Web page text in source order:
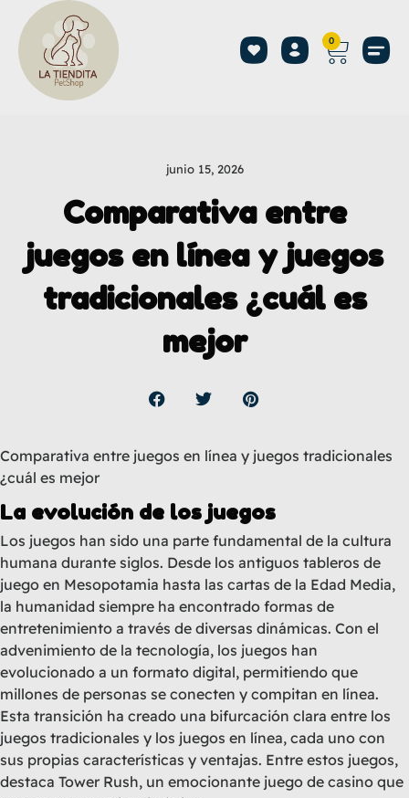
0
junio 15, 2026
Comparativa entre
juegos en línea y juegos
tradicionales ¿cuál es
mejor
Comparativa entre juegos en línea y juegos tradicionales
¿cuál es mejor
La evolución de los juegos
Los juegos han sido una parte fundamental de la cultura
humana durante siglos. Desde los antiguos tableros de
juego en Mesopotamia hasta las cartas de la Edad Media,
la humanidad siempre ha encontrado formas de
entretenimiento a través de diversas dinámicas. Con el
advenimiento de la tecnología, los juegos han
evolucionado a un formato digital, permitiendo que
millones de personas se conecten y compitan en línea.
Esta transición ha creado una bifurcación clara entre los
juegos tradicionales y los juegos en línea, cada uno con
sus propias características y ventajas. Entre estos juegos,
destaca Tower Rush, un emocionante juego de casino que